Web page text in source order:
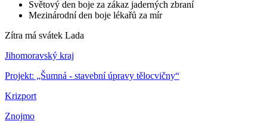
Světový den boje za zákaz jaderných zbraní
Mezinárodní den boje lékařů za mír
Zítra má svátek Lada
Jihomoravský kraj
Projekt: „Šumná - stavební úpravy tělocvičny“
Krizport
Znojmo